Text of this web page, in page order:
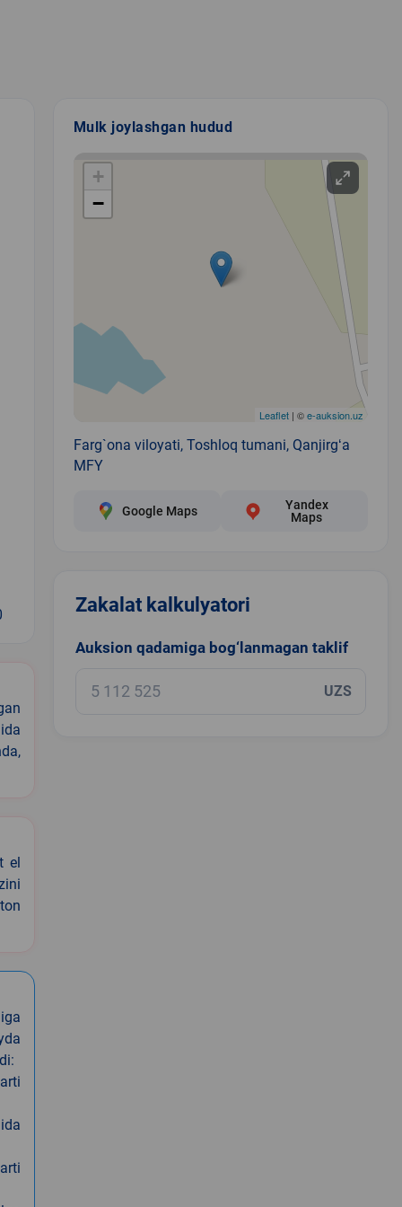
el
Mulk joylashgan hudud
+
−
Leaflet| ©e-auksion.uz
Farg`ona viloyati, Toshloq tumani, Qanjirgʻa
MFY
Google Maps
Yandex
Maps
Zakalat kalkulyatori
Auksion qadamiga bog‘lanmagan taklif
UZS